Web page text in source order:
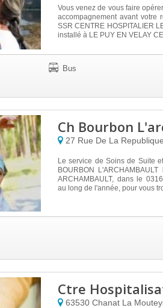
Vous venez de vous faire
accompagnement avant votre
SSR CENTRE HOSPITALIER
installé à LE PUY EN VELAY
Bus
Ch Bourbon
27 Rue De La Republique
Le service de Soins de Suite
BOURBON
ARCHAMBAULT, dans le
au long de l'année, pour vous
Ctre
63530 Chanat La